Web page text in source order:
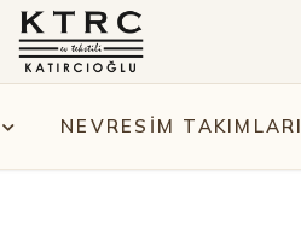
NEVRESİM TAKIMLARI